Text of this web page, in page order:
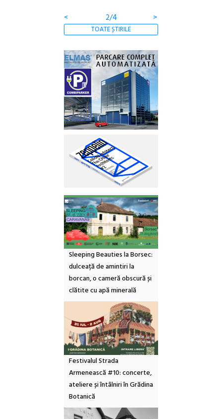
<
2/4 >
TOATE ȘTIRILE
Sleeping Beauties la Borsec:
dulceață de amintiri la
borcan, o cameră obscură și
clătite cu apă minerală
Festivalul Strada
Armenească #10: concerte,
ateliere și întâlniri în Grădina
Botanică